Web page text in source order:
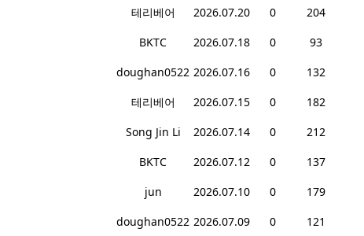
테리베어 2026.07.20 0
204
BKTC 2026.07.18 0
93
doughan0522 2026.07.16 0
132
테리베어 2026.07.15 0
182
Song Jin Li 2026.07.14 0
212
BKTC 2026.07.12 0
137
jun 2026.07.10 0
179
doughan0522 2026.07.09 0
121